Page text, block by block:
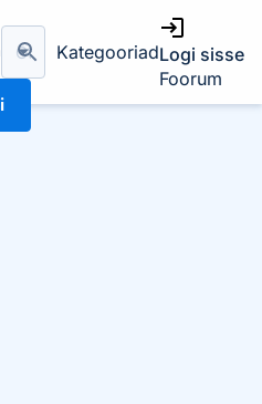
KategooriadLogi sisse
Foorum